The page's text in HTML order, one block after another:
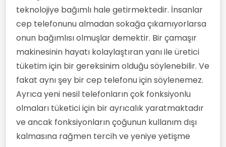
edebiyat/felsefi metinler sayılabilecek
mektuplaşmalar yolu ile uzaklara
ulaşılabilmekteydi. Teknoloji son yüz yılda
yaptığı sıçrama ile on-binlerce yıllık
sıçramasından kat-be-kat fazlasını
gerçekleştirmiştir. Öküzün sabana
koşulması ve buharın makineye
uyarlanmasından sonraki en büyük
sıçramalardan biri olduğu su götürmez
bir gerçekliktir. Zamanla dijital-teknoloji
ile görsel-teknolojinin devasa adımları
karşısında gazeteler daha az alınmaya,
kitaplar daha az okunmaya başlanmıştır.
Mektuplar hak-getire...sanal dünyanın
yaratıcılığı tüm ilişkileri sanallaştırmaya
teknolojiye bağımlı hale getirmektedir. İnsanlar
cep telefonunu almadan sokağa çıkamıyorlarsa
onun bağımlısı olmuşlar demektir. Bir çamaşır
makinesinin hayatı kolaylaştıran yanı ile üretici
tüketim için bir gereksinim olduğu söylenebilir. Ve
fakat aynı şey bir cep telefonu için söylenemez.
Ayrıca yeni nesil telefonların çok fonksiyonlu
olmaları tüketici için bir ayrıcalık yaratmaktadır
ve ancak fonksiyonların çoğunun kullanım dışı
kalmasına rağmen tercih ve yeniye yetişme